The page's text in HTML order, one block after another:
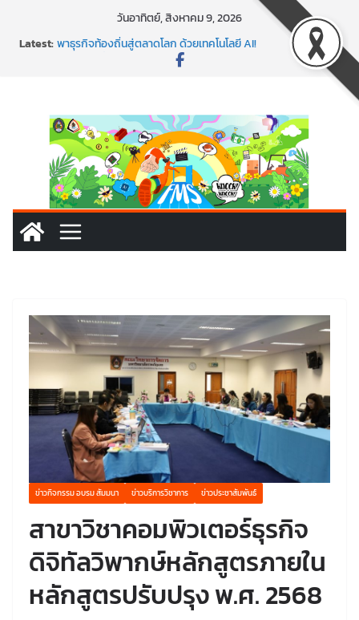
วันอาทิตย์, สิงหาคม 9, 2026
Latest:พาธุรกิจท้องถิ่นสู่ตลาดโลก ด้วยเทคโนโลยี AI!
SMEs ยุคนี้ ถ้าไม่ใช้ AI ถือว่าพลาดมาก!
พร้อมลุยแล้ว! ปักหมุดโรดแมป AI อัปสกิลธุรกิจให้พุ่งทะยาน
ข่าวกิจกรรม อบรม สัมมนา ข่าวบริการวิชาการ ข่าวประชาสัมพันธ์
สาขาวิชาคอมพิวเตอร์ธุรกิจ
ดิจิทัลวิพากษ์หลักสูตรภายใน
หลักสูตรปรับปรุง พ.ศ. 2568